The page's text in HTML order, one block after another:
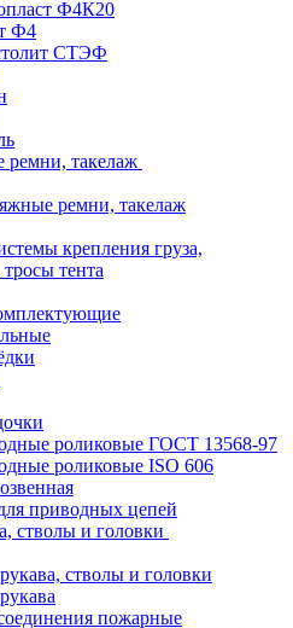
Ф4К20
Ф4
СТЭФ
такелаж
ремни, такелаж
крепления груза,
тента
роликовые ГОСТ 13568-97
роликовые ISO 606
приводных цепей
стволы и головки
стволы и головки
пожарные